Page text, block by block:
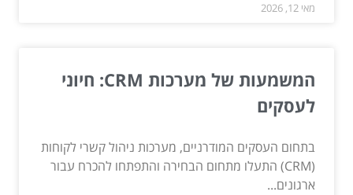
מאי 12, 2026
המשמעות של מערכות CRM: חיוני
לעסקים
בתחום העסקים המודרניים, מערכות ניהול קשרי לקוחות
(CRM) התעלו מתחום הבחירה והתפתחו להכרח עבור
ארגונים...